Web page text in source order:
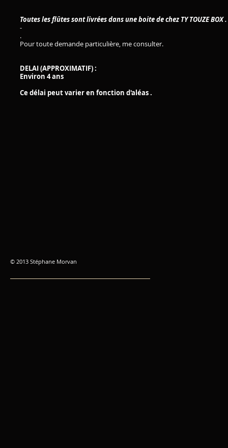
Toutes les flûtes sont livrées dans une boite de chez TY TOUZE BOX .
-
.
Pour toute demande particulière, me consulter.
DELAI (APPROXIMATIF) :
Environ 4 ans
Ce délai peut varier en fonction d'aléas .
© 2013 Stéphane Morvan